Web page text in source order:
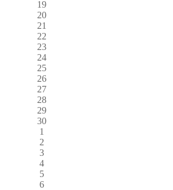
19
20
21
22
23
24
25
26
27
28
29
30
1
2
3
4
5
6